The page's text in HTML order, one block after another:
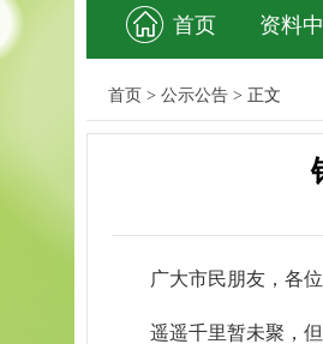
首页 资料
首页 > 公示公告 > 正文
广大市民朋友，各
遥遥千里暂未聚，